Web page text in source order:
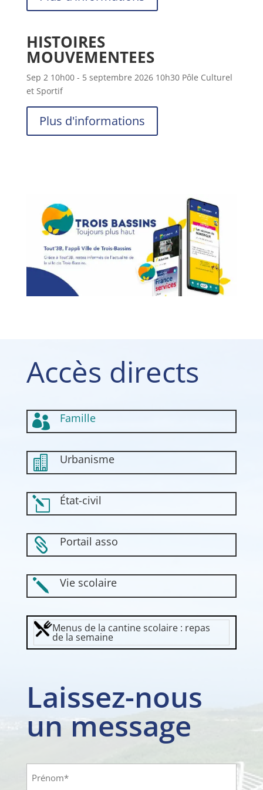
HISTOIRES
MOUVEMENTEES
Sep 2 10h00- 5 septembre 202610h30Pôle Culturel
et Sportif
Plus d'informations
Accès directs
 Famille
 Urbanisme
l État-civil
 Portail asso
j Vie scolaire
Menus de la cantine scolaire : repas
de la semaine
Laissez-nous
un message